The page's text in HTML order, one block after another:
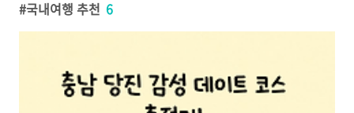
국내여행 추천 6